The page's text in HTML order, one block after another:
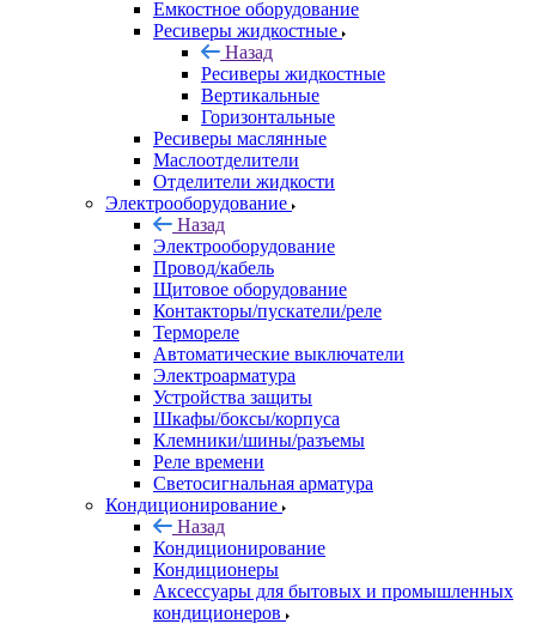
Емкостное оборудование
Ресиверы жидкостные
Назад
Ресиверы жидкостные
Вертикальные
Горизонтальные
Ресиверы маслянные
Маслоотделители
Отделители жидкости
Электрооборудование
Назад
Электрооборудование
Провод/кабель
Щитовое оборудование
Контакторы/пускатели/реле
Термореле
Автоматические выключатели
Электроарматура
Устройства защиты
Шкафы/боксы/корпуса
Клемники/шины/разъемы
Реле времени
Светосигнальная арматура
Кондиционирование
Назад
Кондиционирование
Кондиционеры
Аксессуары для бытовых и промышленных
кондиционеров